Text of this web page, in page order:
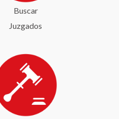
Buscar
Juzgados